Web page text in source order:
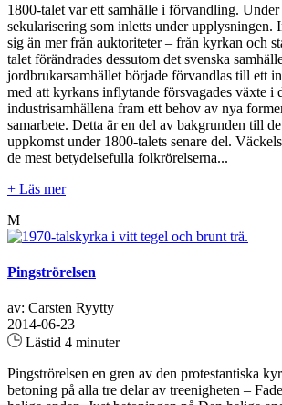
1800-talet var ett samhälle i förvandling.
sekularisering som inletts under upplysningen.
sig än mer från auktoriteter – från kyrkan och
talet förändrades dessutom det svenska
jordbrukarsamhället började förvandlas till ett
med att kyrkans inflytande försvagades växte i
industrisamhällena fram ett behov av nya
samarbete. Detta är en del av bakgrunden till
uppkomst under 1800-talets senare del.
de mest betydelsefulla folkrörelserna...
+ Läs mer
M
Pingströrelsen
av: Carsten Ryytty
2014-06-23
Lästid 4 minuter
Pingströrelsen en gren av den protestantiska
betoning på alla tre delar av treenigheten –